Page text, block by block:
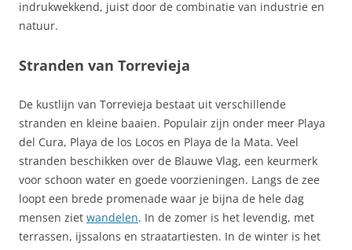
indrukwekkend, juist door de combinatie van industrie en
natuur.
Stranden van Torrevieja
De kustlijn van Torrevieja bestaat uit verschillende
stranden en kleine baaien. Populair zijn onder meer Playa
del Cura, Playa de los Locos en Playa de la Mata. Veel
stranden beschikken over de Blauwe Vlag, een keurmerk
voor schoon water en goede voorzieningen. Langs de zee
loopt een brede promenade waar je bijna de hele dag
mensen ziet wandelen. In de zomer is het levendig, met
terrassen, ijssalons en straatartiesten. In de winter is het